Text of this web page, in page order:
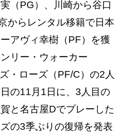
（PG）、川崎から谷口
からレンタル移籍で日本
アヴィ幸樹（PF）を獲
リー・ウォーカー
・ローズ（PF/C）の2人
の11月1日に、3人目の
と名古屋Dでプレーした
の3季ぶりの復帰を発表